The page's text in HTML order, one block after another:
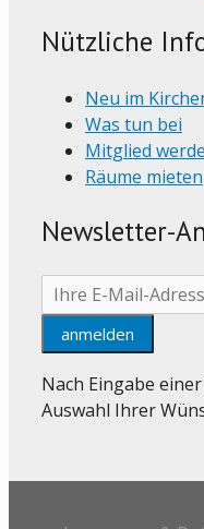
Nützliche
Neu im
Was tun bei
Mitglied
Räume mieten
Newsletter-
Nach Eingabe
Auswahl Ihrer